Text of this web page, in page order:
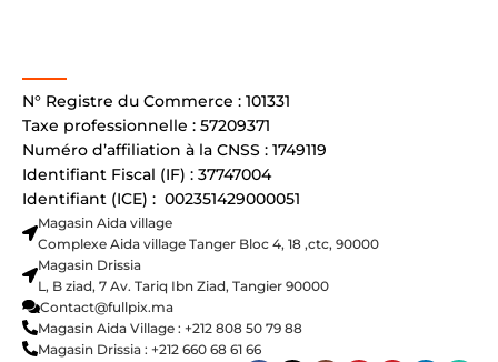
N° Registre du Commerce : 101331
Taxe professionnelle : 57209371
Numéro d’affiliation à la CNSS : 1749119
Identifiant Fiscal (IF) : 37747004
Identifiant (ICE) : 002351429000051
Magasin Aida village
Complexe Aida village Tanger Bloc 4, 18 ,ctc, 90000
Magasin Drissia
L, B ziad, 7 Av. Tariq Ibn Ziad, Tangier 90000
Contact@fullpix.ma
Magasin Aida Village : +212 808 50 79 88
Magasin Drissia : +212 660 68 61 66